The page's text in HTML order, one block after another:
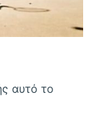
αυτό το